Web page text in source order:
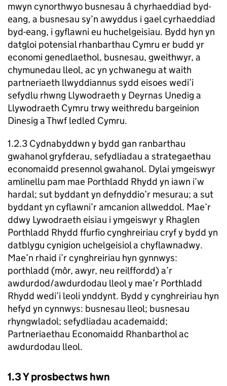
mwyn cynorthwyo busnesau â chyrhaeddiad byd-
eang, a busnesau sy’n awyddus i gael cyrhaeddiad
byd-eang, i gyflawni eu huchelgeisiau. Bydd hyn yn
datgloi potensial rhanbarthau Cymru er budd yr
economi genedlaethol, busnesau, gweithwyr, a
chymunedau lleol, ac yn ychwanegu at waith
partneriaeth llwyddiannus sydd eisoes wedi’i
sefydlu rhwng Llywodraeth y Deyrnas Unedig a
Llywodraeth Cymru trwy weithredu bargeinion
Dinesig a Thwf ledled Cymru.
1.2.3 Cydnabyddwn y bydd gan ranbarthau
gwahanol gryfderau, sefydliadau a strategaethau
economaidd presennol gwahanol. Dylai ymgeiswyr
amlinellu pam mae Porthladd Rhydd yn iawn i’w
hardal; sut byddant yn defnyddio’r mesurau; a sut
byddant yn cyflawni’r amcanion allweddol. Mae’r
ddwy Lywodraeth eisiau i ymgeiswyr y Rhaglen
Porthladd Rhydd ffurfio cynghreiriau cryf y bydd yn
datblygu cynigion uchelgeisiol a chyflawnadwy.
Mae’n rhaid i’r cynghreiriau hyn gynnwys:
porthladd (môr, awyr, neu reilffordd) a’r
awdurdod/awdurdodau lleol y mae’r Porthladd
Rhydd wedi’i leoli ynddynt. Bydd y cynghreiriau hyn
hefyd yn cynnwys: busnesau lleol; busnesau
rhyngwladol; sefydliadau academaidd;
Partneriaethau Economaidd Rhanbarthol ac
awdurdodau lleol.
1.3 Y prosbectws hwn